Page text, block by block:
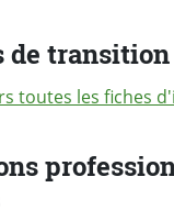
de transition
toutes les fiches